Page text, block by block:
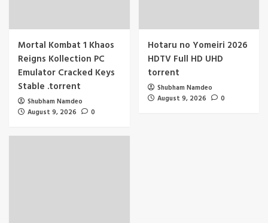
Mortal Kombat 1 Khaos
Reigns Kollection PC
Emulator Cracked Keys
Stable .torrent
Shubham Namdeo
August 9, 2026
0
Hotaru no Yomeiri 2026
HDTV Full HD UHD
torrent
Shubham Namdeo
August 9, 2026
0